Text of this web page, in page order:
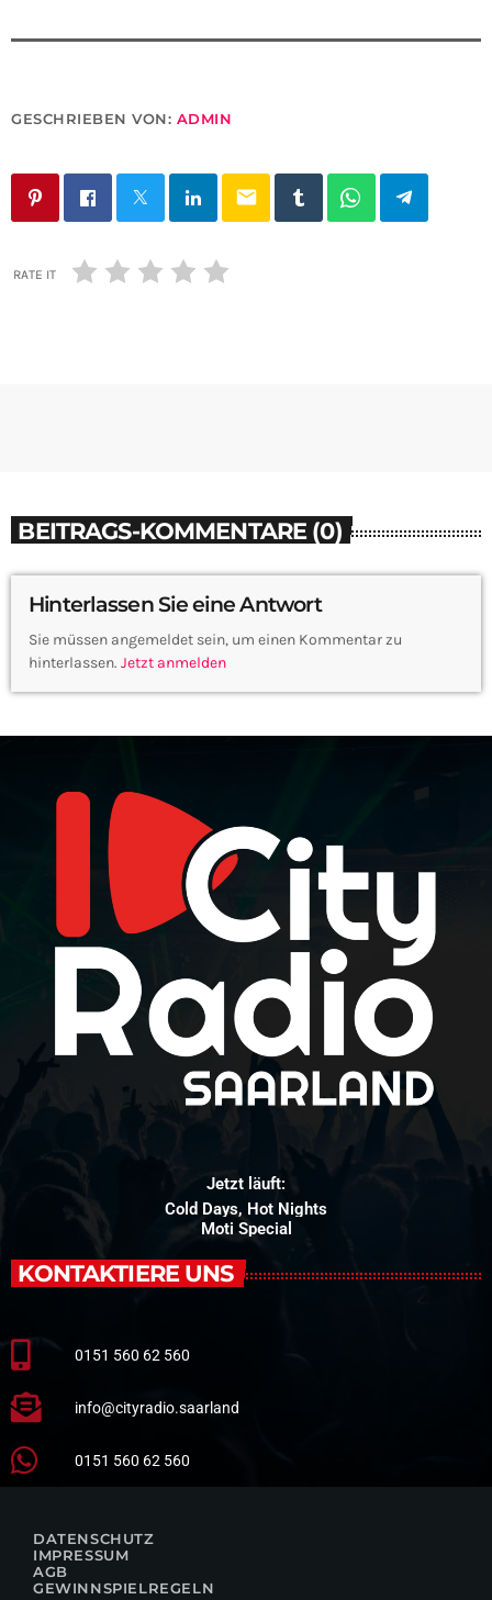
GESCHRIEBEN VON: ADMIN
email
RATE IT
BEITRAGS-KOMMENTARE (0)
Hinterlassen Sie eine Antwort
Sie müssen angemeldet sein, um einen Kommentar zu
hinterlassen. Jetzt anmelden
Jetzt läuft:
Cold Days, Hot Nights
Moti Special
KONTAKTIERE UNS
0151 560 62 560
info@cityradio.saarland
0151 560 62 560
DATENSCHUTZ
IMPRESSUM
AGB
GEWINNSPIELREGELN